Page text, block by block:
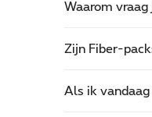
Waarom
Zijn Fiber-
Als ik vandaag